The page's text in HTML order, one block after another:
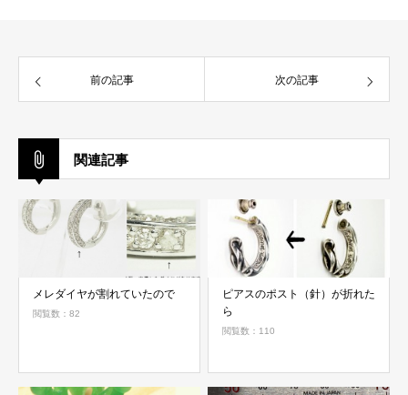
前の記事 次の記事
関連記事
メレダイヤが割れていたので
閲覧数：82
ピアスのポスト（針）が折れた
ら
閲覧数：110